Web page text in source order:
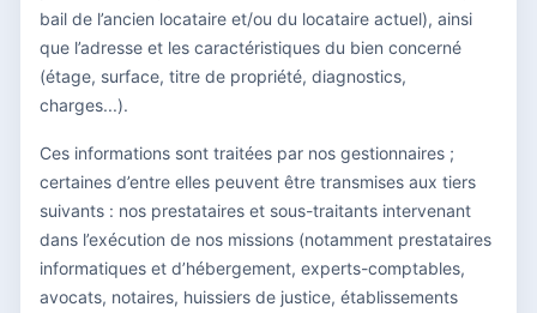
bail de l’ancien locataire et/ou du locataire actuel), ainsi
que l’adresse et les caractéristiques du bien concerné
(étage, surface, titre de propriété, diagnostics,
charges...).
Ces informations sont traitées par nos gestionnaires ;
certaines d’entre elles peuvent être transmises aux tiers
suivants : nos prestataires et sous-traitants intervenant
dans l’exécution de nos missions (notamment prestataires
informatiques et d’hébergement, experts-comptables,
avocats, notaires, huissiers de justice, établissements